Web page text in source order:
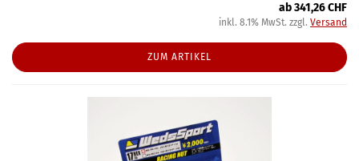
ab 341,26 CHF
inkl. 8.1% MwSt. zzgl. Versand
ZUM ARTIKEL